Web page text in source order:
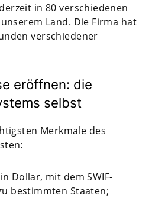
in 80 verschiedenen
Land. Die Firma hat
verschiedener
eröffnen: die
selbst
Merkmale des
Dollar, mit dem SWIF-
bestimmten Staaten;